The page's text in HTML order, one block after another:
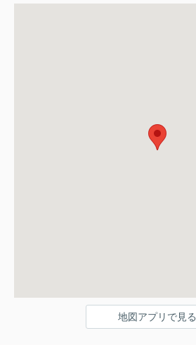
地図アプリで見る